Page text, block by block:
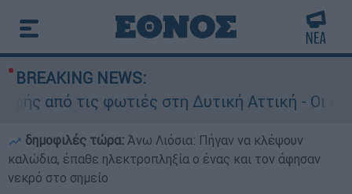
BREAKING NEWS:
από τις φωτιές στη Δυτική Αττική - Οι
δημοφιλές τώρα: Άνω Λιόσια: Πήγαν να κλέψουν
καλώδια, έπαθε ηλεκτροπληξία ο ένας και τον άφησαν
νεκρό στο σημείο